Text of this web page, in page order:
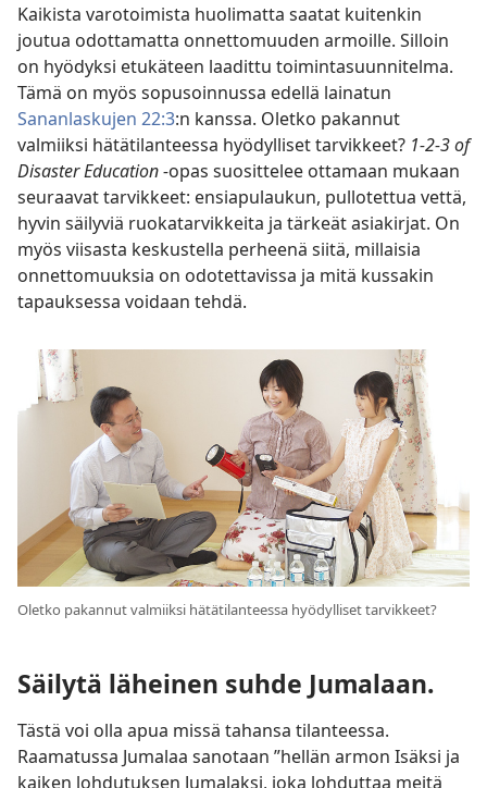
Kaikista varotoimista huolimatta saatat kuitenkin
joutua odottamatta onnettomuuden armoille. Silloin
on hyödyksi etukäteen laadittu toimintasuunnitelma.
Tämä on myös sopusoinnussa edellä lainatun
Sananlaskujen 22:3:n kanssa. Oletko pakannut
valmiiksi hätätilanteessa hyödylliset tarvikkeet? 1-2-3 of
Disaster Education -opas suosittelee ottamaan mukaan
seuraavat tarvikkeet: ensiapulaukun, pullotettua vettä,
hyvin säilyviä ruokatarvikkeita ja tärkeät asiakirjat. On
myös viisasta keskustella perheenä siitä, millaisia
onnettomuuksia on odotettavissa ja mitä kussakin
tapauksessa voidaan tehdä.
Oletko pakannut valmiiksi hätätilanteessa hyödylliset tarvikkeet?
Säilytä läheinen suhde Jumalaan.
Tästä voi olla apua missä tahansa tilanteessa.
Raamatussa Jumalaa sanotaan ”hellän armon Isäksi ja
kaiken lohdutuksen Jumalaksi, joka lohduttaa meitä